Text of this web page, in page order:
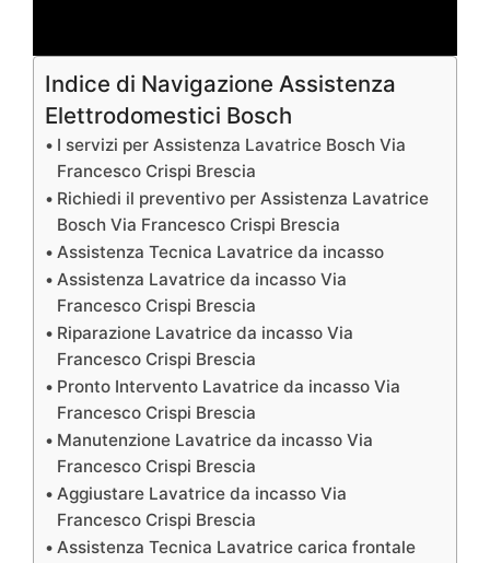
Indice di Navigazione Assistenza
Elettrodomestici Bosch
I servizi per Assistenza Lavatrice Bosch Via
Francesco Crispi Brescia
Richiedi il preventivo per Assistenza Lavatrice
Bosch Via Francesco Crispi Brescia
Assistenza Tecnica Lavatrice da incasso
Assistenza Lavatrice da incasso Via
Francesco Crispi Brescia
Riparazione Lavatrice da incasso Via
Francesco Crispi Brescia
Pronto Intervento Lavatrice da incasso Via
Francesco Crispi Brescia
Manutenzione Lavatrice da incasso Via
Francesco Crispi Brescia
Aggiustare Lavatrice da incasso Via
Francesco Crispi Brescia
Assistenza Tecnica Lavatrice carica frontale